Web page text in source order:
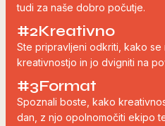
tudi za naše dobro počutje.
#2Kreativno
Ste pripravljeni odkriti, kako
kreativnostjo in jo dvigniti na
#3Format
Spoznali boste, kako
dan, z njo opolnomočiti ekipo